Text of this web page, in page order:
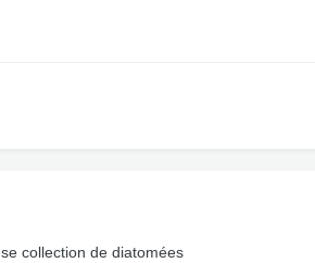
collection de diatomées